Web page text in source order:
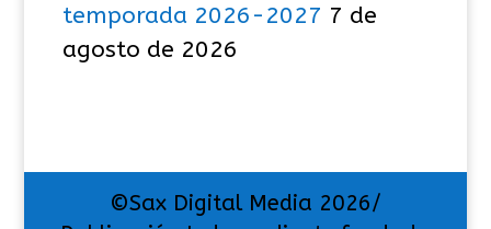
temporada 2026-2027 7 de
agosto de 2026
©Sax Digital Media 2026/